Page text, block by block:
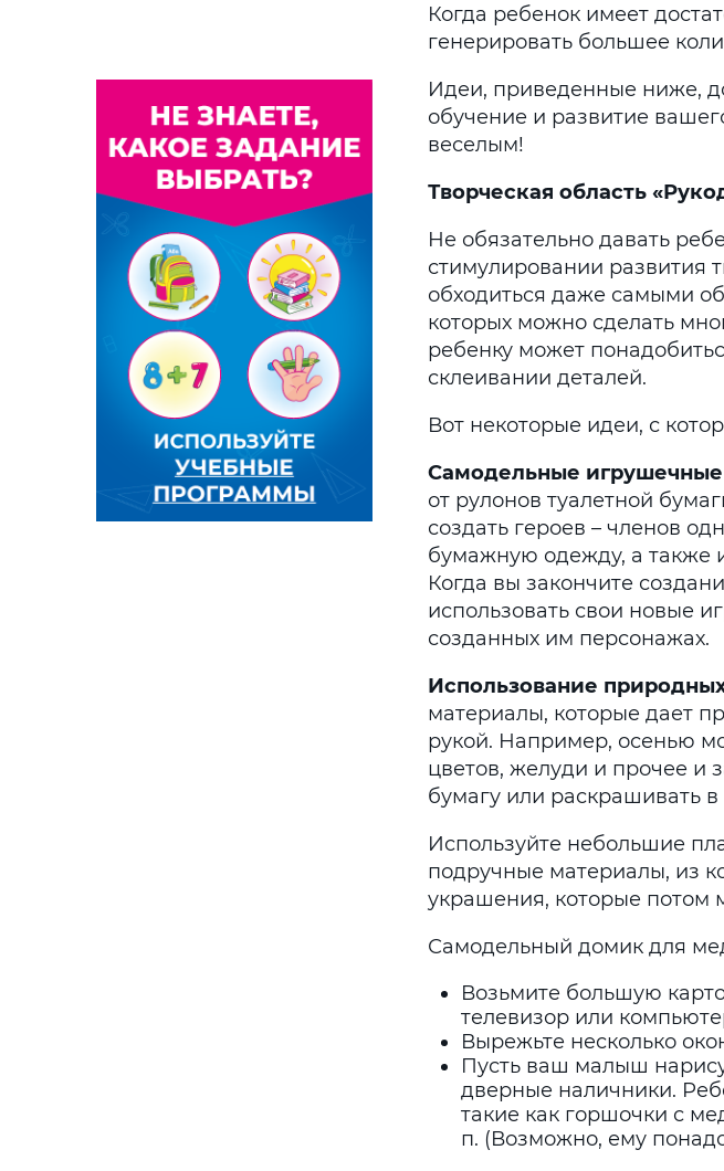
Когда ребенок имеет
генерировать большее
Идеи, приведенные ниже,
обучение и развитие
веселым!
Творческая область
Не обязательно давать
стимулировании
обходиться даже самыми
которых можно сделать
ребенку может
склеивании деталей.
Вот некоторые идеи, с
Самодельные игрушечные
от рулонов туалетной
создать героев – членов
бумажную одежду, а также
Когда вы закончите
использовать свои новые
созданных им персонажах.
Использование
материалы, которые дает
рукой. Например, осенью
цветов, желуди и прочее и
бумагу или раскрашивать в
Используйте небольшие
подручные материалы, из
украшения, которые потом
Самодельный домик для
Возьмите большую
телевизор или
Вырежьте несколько
Пусть ваш малыш
дверные наличники.
такие как горшочки с
п. (Возможно, ему